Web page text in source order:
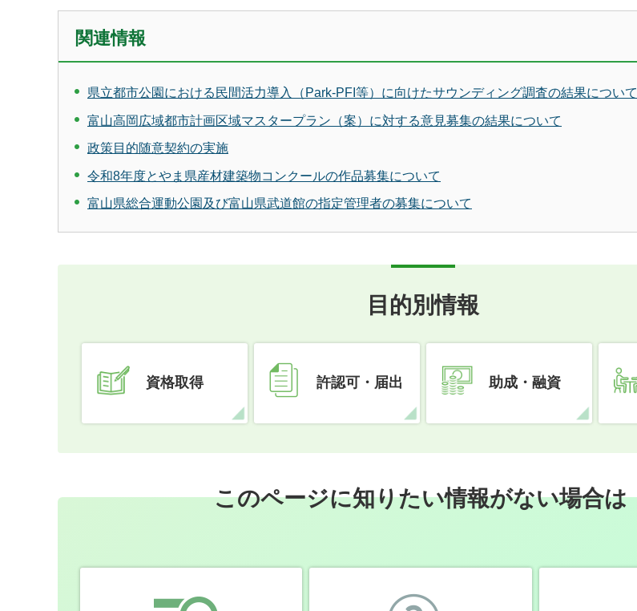
関連情報
県立都市公園における民間活力導入（Park-PFI等）に向けたサウンディング調査の結果について
富山高岡広域都市計画区域マスタープラン（案）に対する意見募集の結果について
政策目的随意契約の実施
令和8年度とやま県産材建築物コンクールの作品募集について
富山県総合運動公園及び富山県武道館の指定管理者の募集について
目的別情報
資格取得 許認可・届出 助成・融資
このページに知りたい情報がない場合は